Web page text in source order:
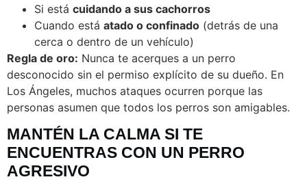
Si está cuidando a sus cachorros
Cuando está atado o confinado (detrás de una
cerca o dentro de un vehículo)
Regla de oro: Nunca te acerques a un perro
desconocido sin el permiso explícito de su dueño. En
Los Ángeles, muchos ataques ocurren porque las
personas asumen que todos los perros son amigables.
MANTÉN LA CALMA SI TE
ENCUENTRAS CON UN PERRO
AGRESIVO